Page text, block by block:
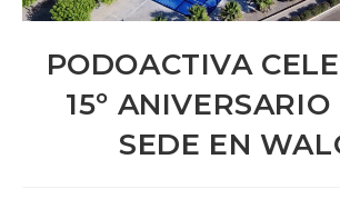
PODOACTIVA
15º ANIVERSARIO
SEDE EN